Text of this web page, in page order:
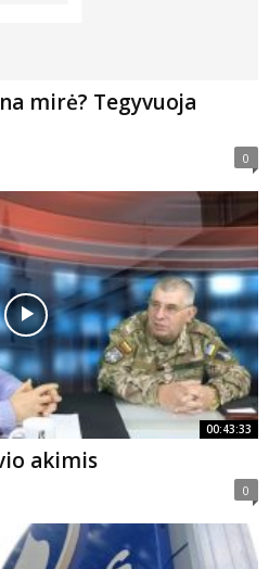
mirė? Tegyvuoja
0
00:43:33
akimis
0